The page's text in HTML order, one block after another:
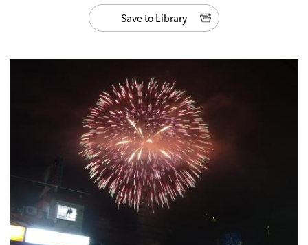
Save to Library